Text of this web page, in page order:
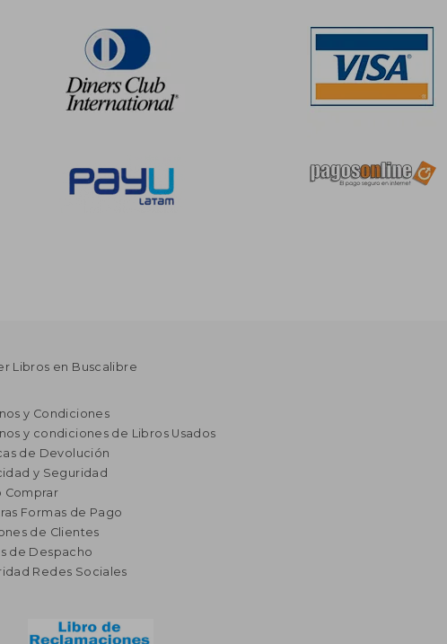
Libros en Buscalibre
y Condiciones
y condiciones de Libros Usados
de Devolución
y Seguridad
Comprar
Formas de Pago
de Clientes
de Despacho
Redes Sociales